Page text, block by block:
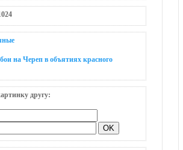
на Череп в объятиях красного
другу: